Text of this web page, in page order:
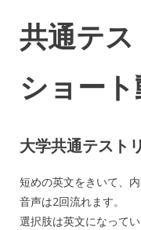
共通テ
ショー
大学共通テスト
短めの英文をきいて、
音声は2回流れます。
選択肢は英文になって